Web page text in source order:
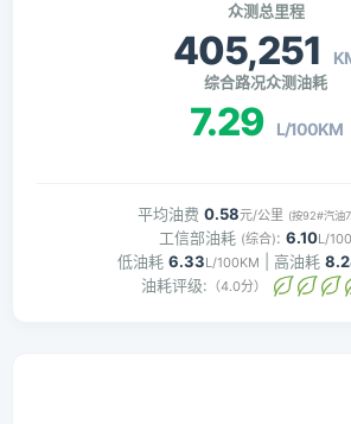
众测总里程
405,251
综合路况众测油耗
7.29 L/100KM
平均油费 0.58元/公里 (按92#汽油
工信部油耗 (综合): 6.10L/
低油耗 6.33L/100KM | 高油耗
油耗评级: （4.0分）